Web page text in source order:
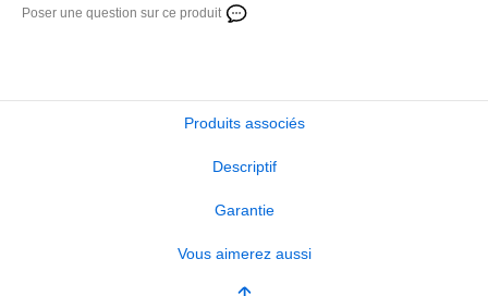
Poser une question sur ce produit
Produits associés
Descriptif
Garantie
Vous aimerez aussi